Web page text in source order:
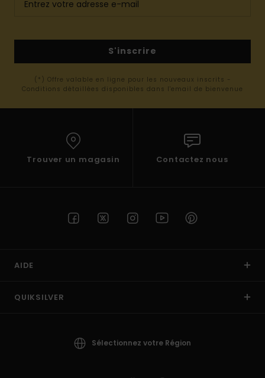
S'inscrire
(*) Offre valable en ligne pour les nouveaux inscrits -
Conditions détaillées disponibles dans l'email de bienvenue
Trouver un magasin Contactez nous
AIDE
QUIKSILVER
Sélectionnez votre Région